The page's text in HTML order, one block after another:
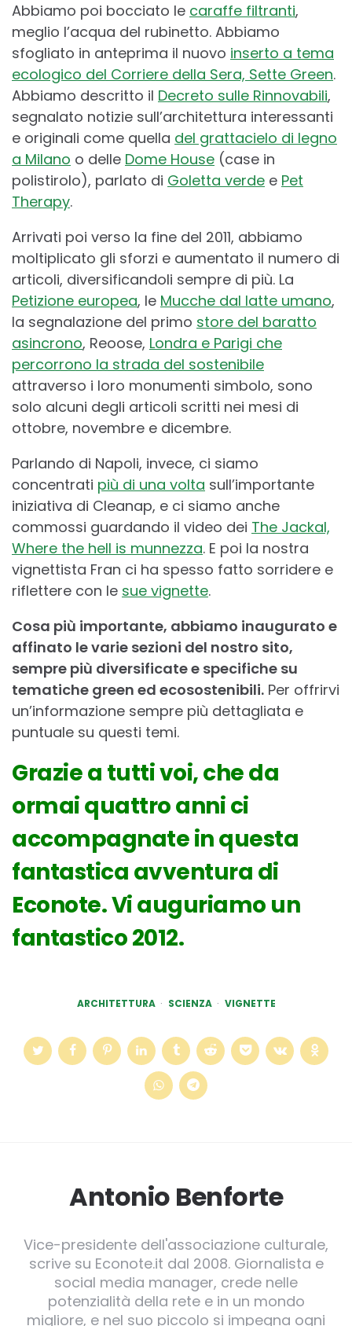
Abbiamo poi bocciato le caraffe filtranti,
meglio l’acqua del rubinetto. Abbiamo
sfogliato in anteprima il nuovo inserto a tema
ecologico del Corriere della Sera, Sette Green.
Abbiamo descritto il Decreto sulle Rinnovabili,
segnalato notizie sull’architettura interessanti
e originali come quella del grattacielo di legno
a Milano o delle Dome House (case in
polistirolo), parlato di Goletta verde e Pet
Therapy.
Arrivati poi verso la fine del 2011, abbiamo
moltiplicato gli sforzi e aumentato il numero di
articoli, diversificandoli sempre di più. La
Petizione europea, le Mucche dal latte umano,
la segnalazione del primo store del baratto
asincrono, Reoose, Londra e Parigi che
percorrono la strada del sostenibile
attraverso i loro monumenti simbolo, sono
solo alcuni degli articoli scritti nei mesi di
ottobre, novembre e dicembre.
Parlando di Napoli, invece, ci siamo
concentrati più di una volta sull’importante
iniziativa di Cleanap, e ci siamo anche
commossi guardando il video dei The Jackal,
Where the hell is munnezza. E poi la nostra
vignettista Fran ci ha spesso fatto sorridere e
riflettere con le sue vignette.
Cosa più importante, abbiamo inaugurato e
affinato le varie sezioni del nostro sito,
sempre più diversificate e specifiche su
tematiche green ed ecosostenibili. Per offrirvi
un’informazione sempre più dettagliata e
puntuale su questi temi.
Grazie a tutti voi, che da
ormai quattro anni ci
accompagnate in questa
fantastica avventura di
Econote. Vi auguriamo un
fantastico 2012.
ARCHITETTURA SCIENZA VIGNETTE
Antonio Benforte
Vice-presidente dell'associazione culturale,
scrive su Econote.it dal 2008. Giornalista e
social media manager, crede nelle
potenzialità della rete e in un mondo
migliore, e nel suo piccolo si impegna ogni